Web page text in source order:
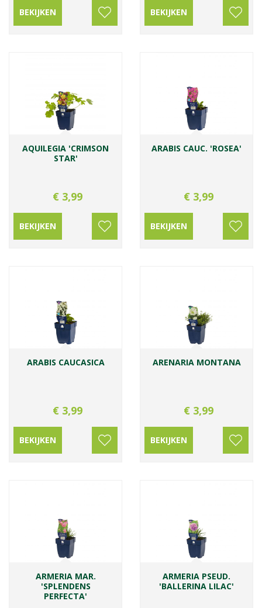
BEKIJKEN BEKIJKEN
AQUILEGIA 'CRIMSON
STAR'
€ 3,99
BEKIJKEN
ARABIS CAUC. 'ROSEA'
€ 3,99
BEKIJKEN
ARABIS CAUCASICA
€ 3,99
BEKIJKEN
ARENARIA MONTANA
€ 3,99
BEKIJKEN
ARMERIA MAR.
'SPLENDENS
PERFECTA'
ARMERIA PSEUD.
'BALLERINA LILAC'